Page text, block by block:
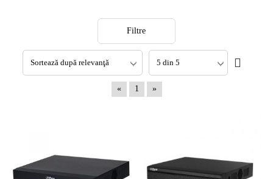
Filtre
« 1 »